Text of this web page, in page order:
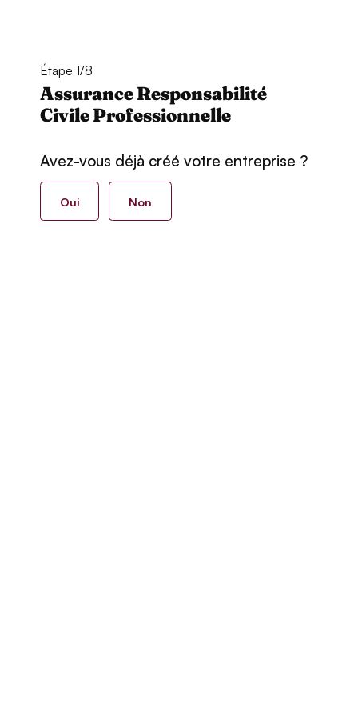
Étape 1/8
Assurance Responsabilité
Civile Professionnelle
Avez-vous déjà créé votre entreprise ?
Oui Non